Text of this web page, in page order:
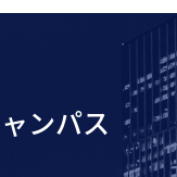
ンパス